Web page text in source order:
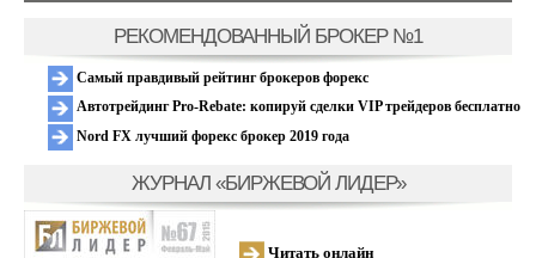
РЕКОМЕНДОВАННЫЙ БРОКЕР №1
Самый правдивый рейтинг брокеров форекс
Автотрейдинг Pro-Rebate: копируй сделки VIP трейдеров бесплатно
Nord FX лучший форекс брокер 2019 года
ЖУРНАЛ «БИРЖЕВОЙ ЛИДЕР»
Читать онлайн